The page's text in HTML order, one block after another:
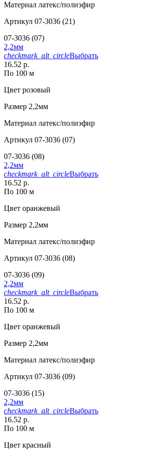
Материал латекс/полиэфир
Артикул 07-3036 (21)
07-3036 (07)
2,2мм
checkmark_alt_circleВыбрать
16.52 р.
По 100 м
Цвет розовый
Размер 2,2мм
Материал латекс/полиэфир
Артикул 07-3036 (07)
07-3036 (08)
2,2мм
checkmark_alt_circleВыбрать
16.52 р.
По 100 м
Цвет оранжевый
Размер 2,2мм
Материал латекс/полиэфир
Артикул 07-3036 (08)
07-3036 (09)
2,2мм
checkmark_alt_circleВыбрать
16.52 р.
По 100 м
Цвет оранжевый
Размер 2,2мм
Материал латекс/полиэфир
Артикул 07-3036 (09)
07-3036 (15)
2,2мм
checkmark_alt_circleВыбрать
16.52 р.
По 100 м
Цвет красный